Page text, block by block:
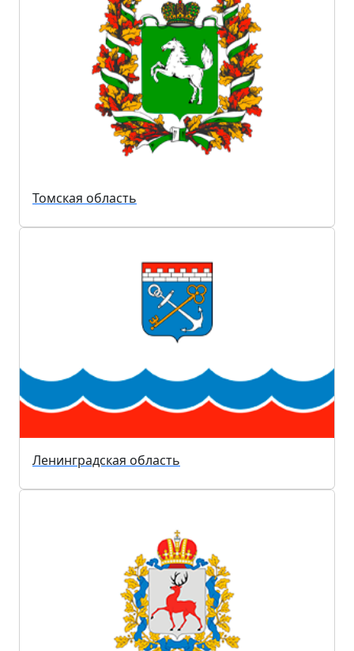
Томская область
Ленинградская область